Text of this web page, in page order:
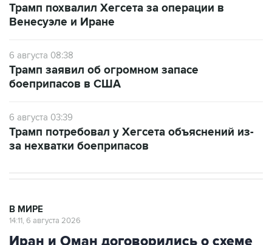
Трамп похвалил Хегсета за операции в
Венесуэле и Иране
6 августа 08:38
Трамп заявил об огромном запасе
боеприпасов в США
6 августа 03:39
Трамп потребовал у Хегсета объяснений из-
за нехватки боеприпасов
В МИРЕ
14:11, 6 августа 2026
Иран и Оман договорились о схеме